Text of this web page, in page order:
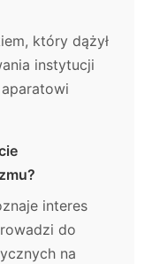
który dążył
instytucji
interes
do
na